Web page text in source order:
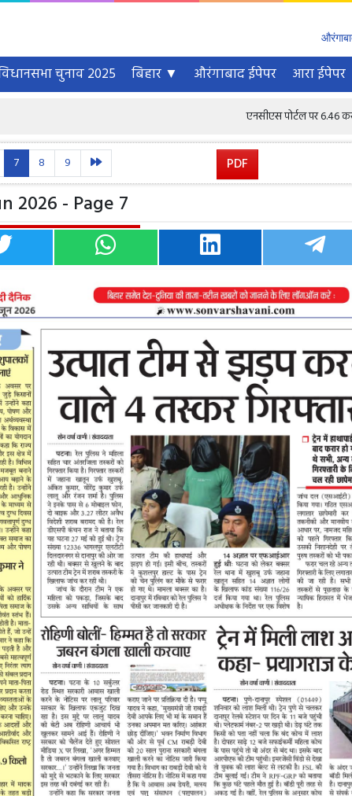
चुनाव 2025 बिहार ▼ औरंगाबाद ईपेपर आरा ईपेपर
एनसीएस पोर्टल पर 6.46 करोड़ से
7 8 9 PDF
2026 - Page 7